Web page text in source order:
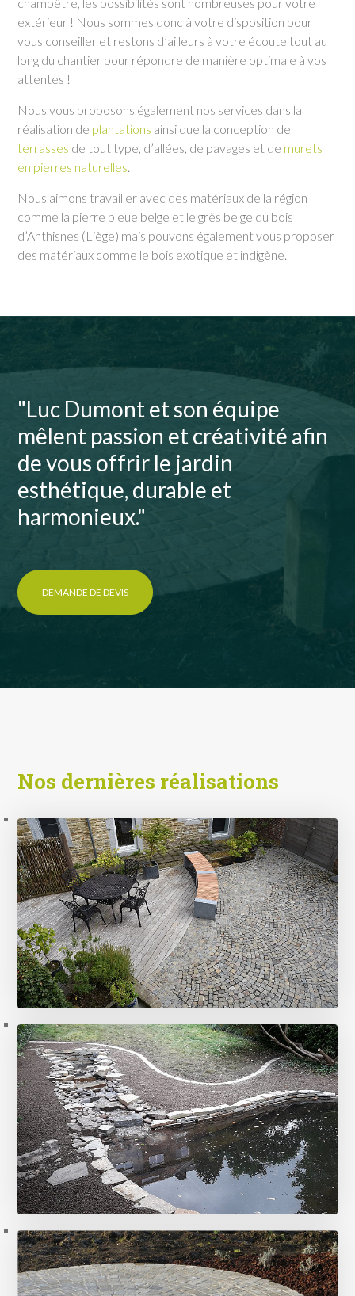
extérieur ! Nous sommes donc à votre disposition pour
vous conseiller et restons d’ailleurs à votre écoute tout au
long du chantier pour répondre de manière optimale à vos
attentes !
Nous vous proposons également nos services dans la
réalisation de plantations ainsi que la conception de
terrasses de tout type, d’allées, de pavages et de murets
en pierres naturelles
Nous aimons travailler avec des matériaux de la région
comme la pierre bleue belge et le grès belge du bois
d’Anthisnes (Liège) mais pouvons également vous proposer
des matériaux comme le bois exotique et indigène.
"Luc Dumont et son équipe
mêlent passion et créativité afin
de vous offrir le jardin
esthétique, durable et
harmonieux."
DEMANDE DE DEVIS
Nos dernières réalisations
Planchers en bois
10 photos